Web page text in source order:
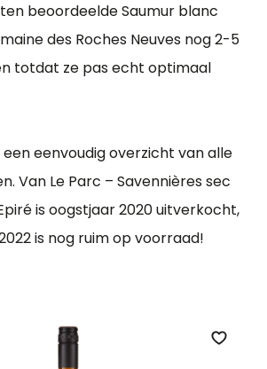
beoordeelde Saumur blanc
des Roches Neuves nog 2-5
totdat ze pas echt optimaal
eenvoudig overzicht van alle
Van Le Parc – Savennières sec
is oogstjaar 2020 uitverkocht,
is nog ruim op voorraad!
Zet